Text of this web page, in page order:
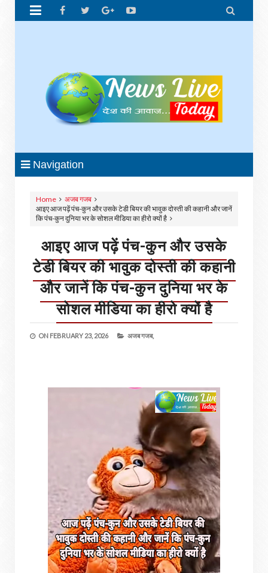
 
Navigation
Home
अजब गजब
आइए आज पढ़ें पंच-कुन और उसके टेडी बियर की भावुक दोस्ती की कहानी और जानें
कि पंच-कुन दुनिया भर के सोशल मीडिया का हीरो क्यों है
आइए आज पढ़ें पंच-कुन और उसके
टेडी बियर की भावुक दोस्ती की कहानी
और जानें कि पंच-कुन दुनिया भर के
सोशल मीडिया का हीरो क्यों है
ON FEBRUARY 23, 2026 अजब गजब,